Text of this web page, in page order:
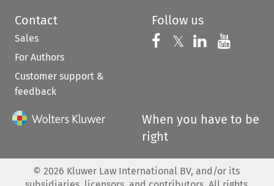
Contact
Sales
For Authors
Customer support &
feedback
Follow us
Follow us on
𝕏 Follow us on
Follow us
When you have to be
right
© 2026 Kluwer Law International BV, and/or its